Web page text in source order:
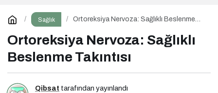
Sağlık
Ortoreksiya Nervoza: Sağlıklı Beslenme
Ortoreksiya Nervoza: Sağlıklı
Beslenme Takıntısı
Qibsat tarafından yayınlandı